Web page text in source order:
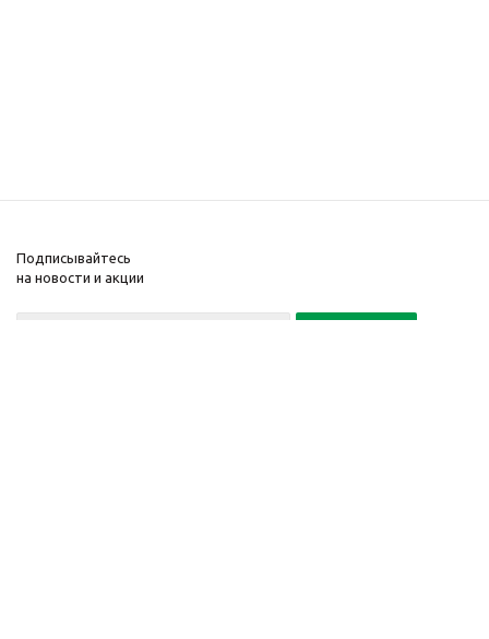
Подписывайтесь
на новости и акции